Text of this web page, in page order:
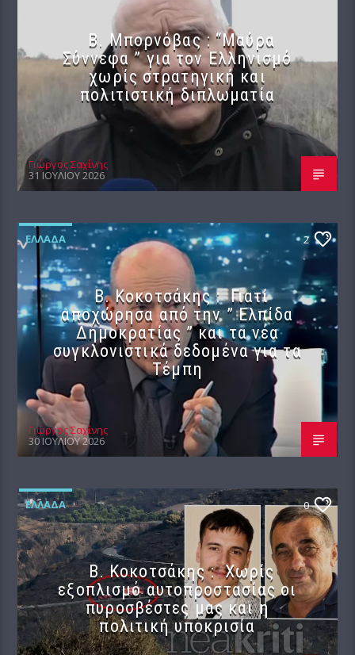
B. Μπορνόβας : “Μαύρα
Σύννεφα ” για τον Ελληνισμό
χωρίς στρατηγική και
πολιτιστική διπλωματία
Γιώργος Σαχίνης
31 ΙΟΥΛΊΟΥ 2026
ΕΛΛΆΔΑ 2
Β. Κοκοτσάκης : Γιατί
αποχώρησα από την ” Ελπίδα
Δημοκρατίας ” και τα νέα
συγκλονιστικά δεδομένα για τα
Τέμπη
Γιώργος Σαχίνης
30 ΙΟΥΛΊΟΥ 2026
ΕΛΛΆΔΑ 0
Β. Κοκοτσάκης : Χωρίς
εξοπλισμό αυτοπροστασίας οι
πυροσβέστες μας και η
πολιτική υποκρισία